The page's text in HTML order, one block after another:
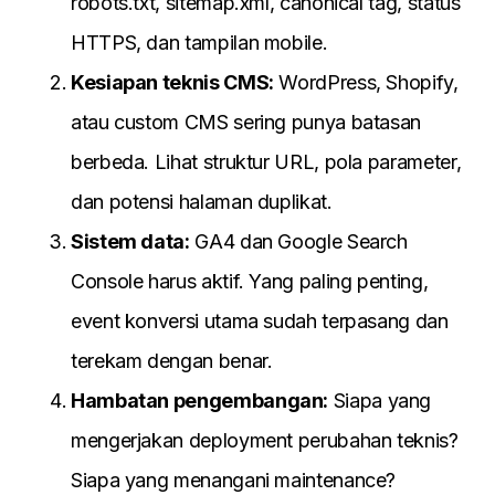
HTTPS, dan tampilan mobile.
Kesiapan teknis CMS: WordPress, Shopify,
atau custom CMS sering punya batasan
berbeda. Lihat struktur URL, pola parameter,
dan potensi halaman duplikat.
Sistem data: GA4 dan Google Search
Console harus aktif. Yang paling penting,
event konversi utama sudah terpasang dan
terekam dengan benar.
Hambatan pengembangan: Siapa yang
mengerjakan deployment perubahan teknis?
Siapa yang menangani maintenance?